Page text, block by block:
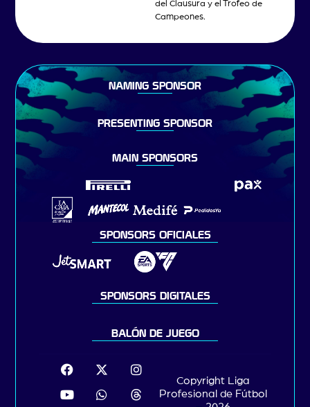
del Clausura y el Trofeo de
Campeones.
NAMING SPONSOR
PRESENTING SPONSOR
MAIN SPONSORS
SPONSORS OFICIALES
SPONSORS DIGITALES
BALÓN DE JUEGO
Copyright Liga
Profesional de Fútbol